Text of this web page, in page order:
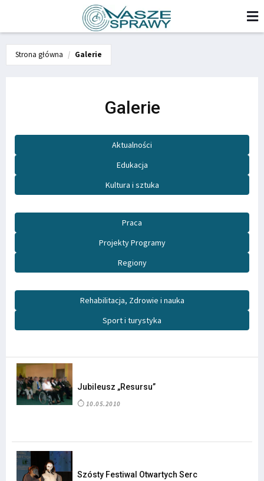
Strona główna Galerie
Galerie
Aktualności
Edukacja
Kultura i sztuka
Praca
Projekty Programy
Regiony
Rehabilitacja, Zdrowie i nauka
Sport i turystyka
Jubileusz „Resursu”
10.05.2010
Szósty Festiwal Otwartych Serc